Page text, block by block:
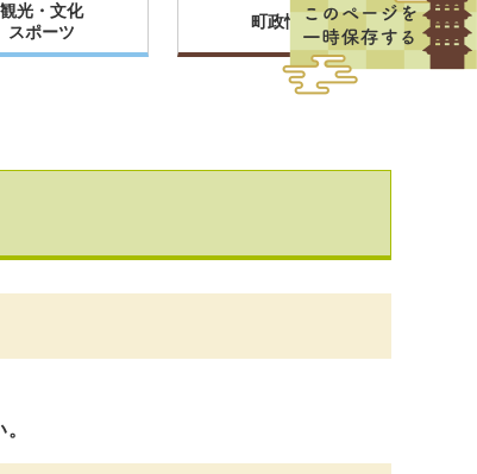
観光・文化
スポーツ
町政情報